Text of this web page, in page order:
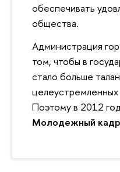
обеспечивать
общества.
Администрация
том, чтобы в
стало больше
Поэтому в 2012
Молодежный